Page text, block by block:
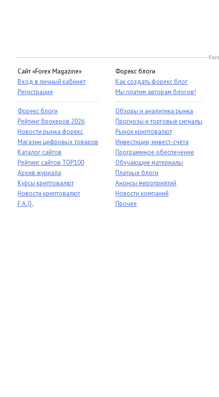
Сайт «Forex Magazine»
Вход в личный кабинет
Регистрация
Форекс блоги
Рейтинг брокеров 2026
Новости рынка форекс
Магазин цифровых товаров
Каталог сайтов
Рейтинг сайтов TOP100
Архив журнала
Курсы криптовалют
Новости криптовалют
F.A.Q.
Форекс блоги
Как создать форекс блог
Мы платим авторам блогов!
Обзоры и аналитика рынка
Прогнозы и торговые сигналы
Рынок криптовалют
Инвестиции, инвест-счета
Программное обеспечение
Обучающие материалы
Платные блоги
Анонсы мероприятий
Новости компаний
Прочее